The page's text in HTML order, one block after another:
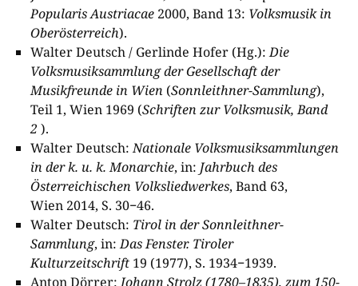
Popularis Austriacae2000, Band 13: Volksmusik in
Oberösterreich).
Walter Deutsch / Gerlinde Hofer (Hg.):Die
Volksmusiksammlung der Gesellschaft der
Musikfreunde in Wien (Sonnleithner-Sammlung),
Teil 1, Wien 1969 (Schriften zur Volksmusik, Band
2 ).
Walter Deutsch:Nationale Volksmusiksammlungen
in der k. u. k. Monarchie, in: Jahrbuch des
Österreichischen Volksliedwerkes, Band 63,
Wien 2014, S. 30−46.
Walter Deutsch: Tirol in der Sonnleithner-
Sammlung, in:Das Fenster. Tiroler
Kulturzeitschrift 19 (1977), S. 1934−1939.
Anton Dörrer: Johann Strolz(1780–1835), zum150-